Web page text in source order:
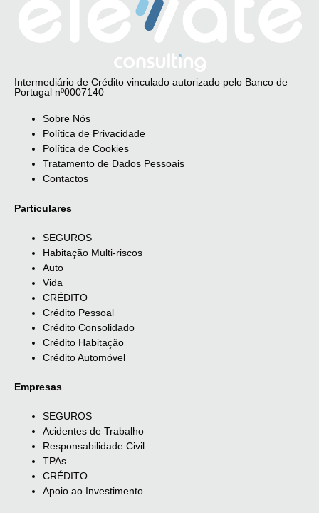
Intermediário de Crédito vinculado autorizado pelo Banco de
Portugal nº0007140
Sobre Nós
Política de Privacidade
Política de Cookies
Tratamento de Dados Pessoais
Contactos
Particulares
SEGUROS
Habitação Multi-riscos
Auto
Vida
CRÉDITO
Crédito Pessoal
Crédito Consolidado
Crédito Habitação
Crédito Automóvel
Empresas
SEGUROS
Acidentes de Trabalho
Responsabilidade Civil
TPAs
CRÉDITO
Apoio ao Investimento